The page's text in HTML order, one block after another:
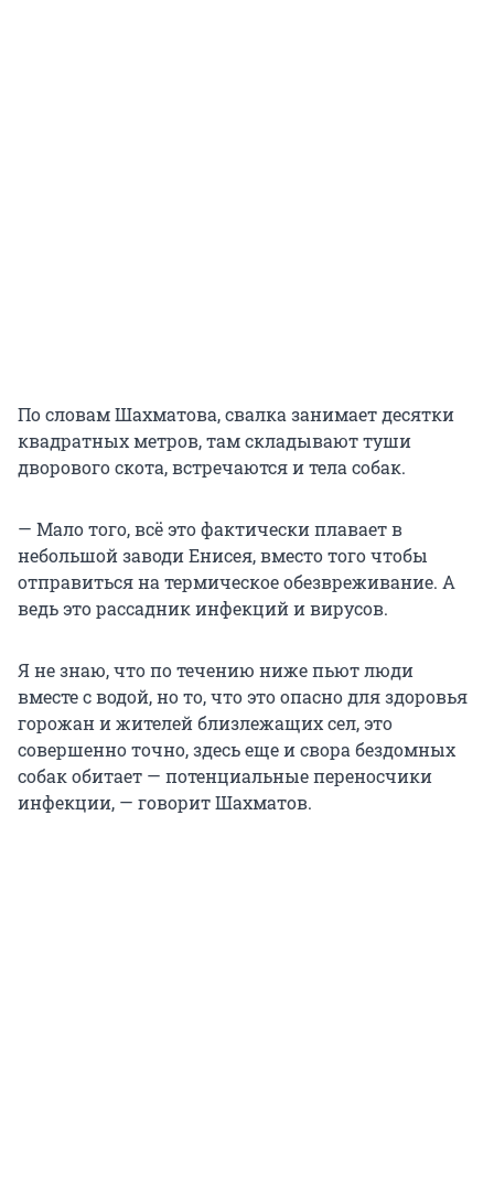
По словам Шахматова, свалка занимает десятки
квадратных метров, там складывают туши
дворового скота, встречаются и тела собак.
— Мало того, всё это фактически плавает в
небольшой заводи Енисея, вместо того чтобы
отправиться на термическое обезвреживание. А
ведь это рассадник инфекций и вирусов.
Я не знаю, что по течению ниже пьют люди
вместе с водой, но то, что это опасно для здоровья
горожан и жителей близлежащих сел, это
совершенно точно, здесь еще и свора бездомных
собак обитает — потенциальные переносчики
инфекции, — говорит Шахматов.